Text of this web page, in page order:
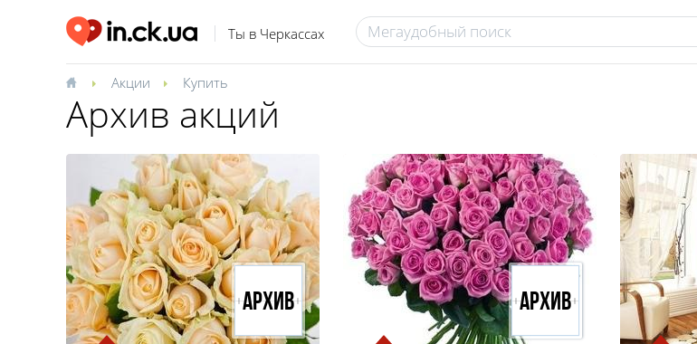
Ты в Черкассах
Акции Купить
Архив акций
Архив Архив